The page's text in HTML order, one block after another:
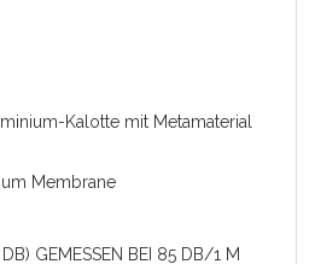
Kalotte mit Metamaterial
Membrane
GEMESSEN BEI 85 DB/1 M